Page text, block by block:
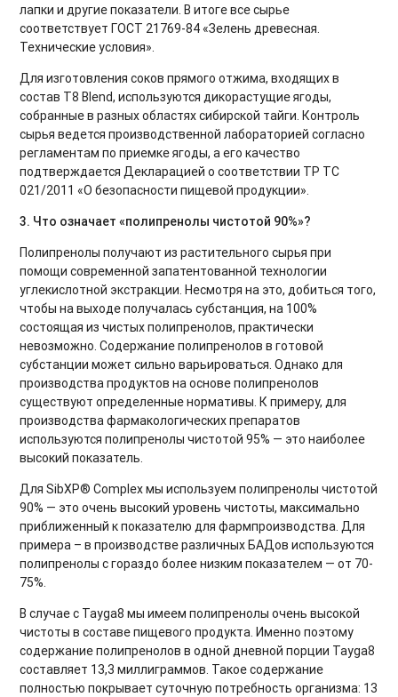
лапки и другие показатели. В итоге все сырье
соответствует ГОСТ 21769-84 «Зелень древесная.
Технические условия».
Для изготовления соков прямого отжима, входящих в
состав Т8 Blend, используются дикорастущие ягоды,
собранные в разных областях сибирской тайги. Контроль
сырья ведется производственной лабораторией согласно
регламентам по приемке ягоды, а его качество
подтверждается Декларацией о соответствии ТР ТС
021/2011 «О безопасности пищевой продукции».
3. Что означает «полипренолы чистотой 90%»?
Полипренолы получают из растительного сырья при
помощи современной запатентованной технологии
углекислотной экстракции. Несмотря на это, добиться того,
чтобы на выходе получалась субстанция, на 100%
состоящая из чистых полипренолов, практически
невозможно. Содержание полипренолов в готовой
субстанции может сильно варьироваться. Однако для
производства продуктов на основе полипренолов
существуют определенные нормативы. К примеру, для
производства фармакологических препаратов
используются полипренолы чистотой 95% — это наиболее
высокий показатель.
Для SibXP® Complex мы используем полипренолы чистотой
90% — это очень высокий уровень чистоты, максимально
приближенный к показателю для фармпроизводства. Для
примера – в производстве различных БАДов используются
полипренолы с гораздо более низким показателем — от 70-
75%.
В случае с Tayga8 мы имеем полипренолы очень высокой
чистоты в составе пищевого продукта. Именно поэтому
содержание полипренолов в одной дневной порции Tayga8
составляет 13,3 миллиграммов. Такое содержание
полностью покрывает суточную потребность организма: 13